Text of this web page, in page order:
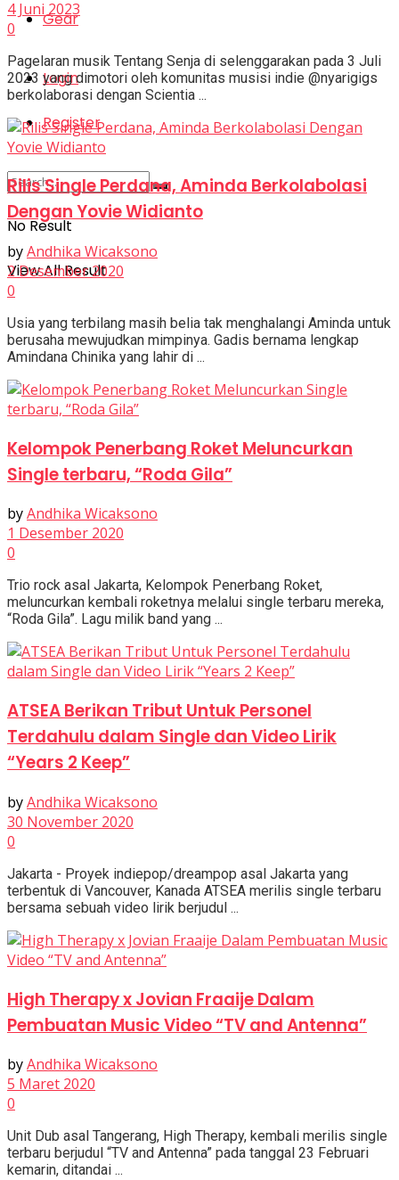
Gear
Login
Register
No Result
View All Result
4 Juni 2023
0
Pagelaran musik Tentang Senja di selenggarakan pada 3 Juli
2023 yang dimotori oleh komunitas musisi indie @nyarigigs
berkolaborasi dengan Scientia ...
Rilis Single Perdana, Aminda Berkolabolasi
Dengan Yovie Widianto
byAndhika Wicaksono
2 Desember 2020
0
Usia yang terbilang masih belia tak menghalangi Aminda untuk
berusaha mewujudkan mimpinya. Gadis bernama lengkap
Amindana Chinika yang lahir di ...
Kelompok Penerbang Roket Meluncurkan
Single terbaru, “Roda Gila”
byAndhika Wicaksono
1 Desember 2020
0
Trio rock asal Jakarta, Kelompok Penerbang Roket,
meluncurkan kembali roketnya melalui single terbaru mereka,
“Roda Gila”. Lagu milik band yang ...
ATSEA Berikan Tribut Untuk Personel
Terdahulu dalam Single dan Video Lirik
“Years 2 Keep”
byAndhika Wicaksono
30 November 2020
0
Jakarta - Proyek indiepop/dreampop asal Jakarta yang
terbentuk di Vancouver, Kanada ATSEA merilis single terbaru
bersama sebuah video lirik berjudul ...
High Therapy x Jovian Fraaije Dalam
Pembuatan Music Video “TV and Antenna”
byAndhika Wicaksono
5 Maret 2020
0
Unit Dub asal Tangerang, High Therapy, kembali merilis single
terbaru berjudul “TV and Antenna” pada tanggal 23 Februari
kemarin, ditandai ...